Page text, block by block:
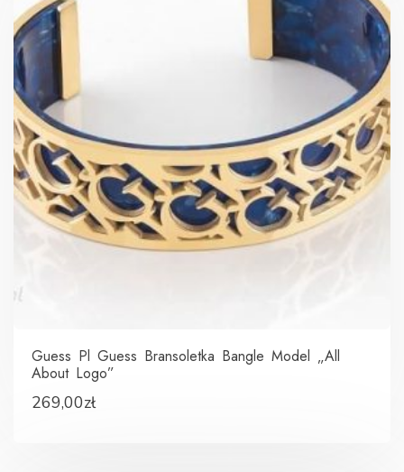
Guess Pl Guess Bransoletka Bangle Model „All
About Logo”
269,00zł